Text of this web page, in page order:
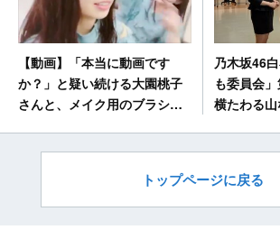
【動画】「本当に動画です
か？」と疑い続ける大園桃子
さんと、メイク用のブラシで
乃木坂46
も委員会
横たわる
トップページに戻る